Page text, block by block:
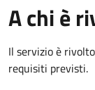
A chi è
Il servizio è
requisiti previsti.